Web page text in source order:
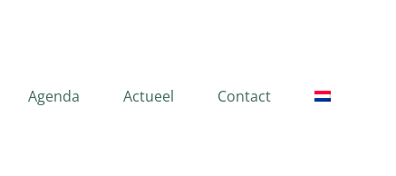
Agenda Actueel Contact